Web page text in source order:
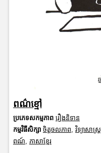
ពណ៌ខ្មៅ
ប្រភេទសកម្មភាព រឿងនិទាន
កម្មវិធីសិក្សា ចិត្តចលភាព, វិទ្យាសាស្រ្ត
ពណ៍, ភាសាខ្មែរ